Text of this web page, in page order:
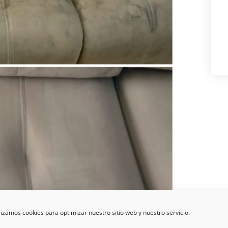
cookies para optimizar nuestro sitio web y nuestro servicio.